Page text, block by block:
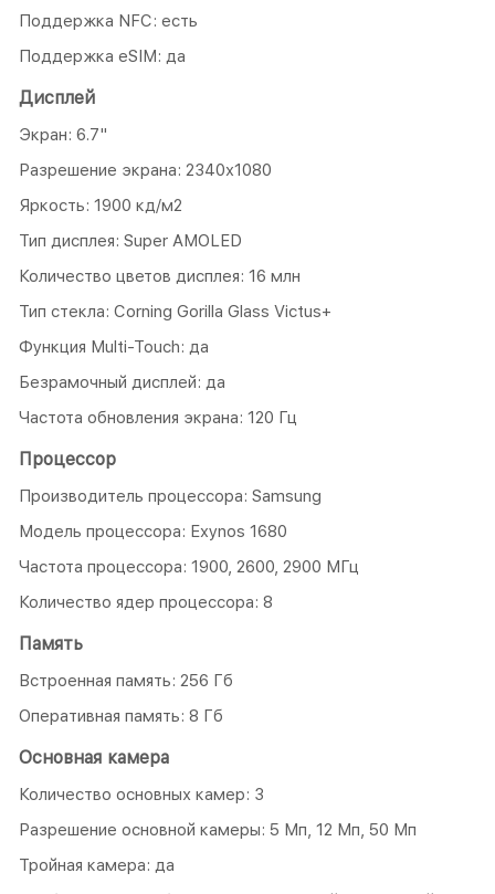
Поддержка NFC: есть
Поддержка eSIM: да
Дисплей
Экран: 6.7"
Разрешение экрана: 2340x1080
Яркость: 1900 кд/м2
Тип дисплея: Super AMOLED
Количество цветов дисплея: 16 млн
Тип стекла: Corning Gorilla Glass Victus+
Функция Multi-Touch: да
Безрамочный дисплей: да
Частота обновления экрана: 120 Гц
Процессор
Производитель процессора: Samsung
Модель процессора: Exynos 1680
Частота процессора: 1900, 2600, 2900 МГц
Количество ядер процессора: 8
Память
Встроенная память: 256 Гб
Оперативная память: 8 Гб
Основная камера
Количество основных камер: 3
Разрешение основной камеры: 5 Мп, 12 Мп, 50 Мп
Тройная камера: да